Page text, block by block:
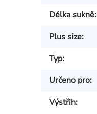
Délka sukně:
Plus size:
Typ:
Určeno pro:
Výstřih: